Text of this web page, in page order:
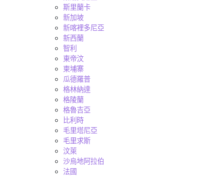
斯里蘭卡
新加坡
新喀裡多尼亞
新西蘭
智利
東帝汶
柬埔寨
瓜德羅普
格林納達
格陵蘭
格魯吉亞
比利時
毛里塔尼亞
毛里求斯
汶萊
沙烏地阿拉伯
法國